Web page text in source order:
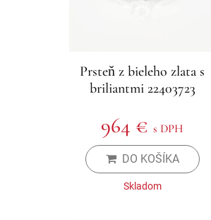
Prsteň z bieleho zlata s
briliantmi 22403723
964 €s DPH
DO KOŠÍKA
Skladom